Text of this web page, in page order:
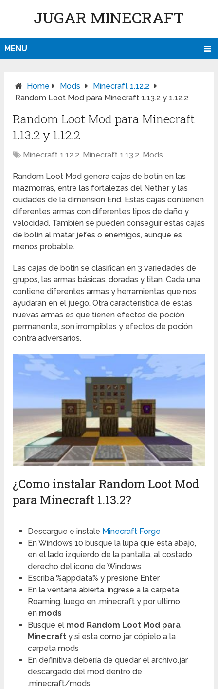
JUGAR MINECRAFT
MENU
Home Mods
Minecraft 1.12.2
Random Loot Mod para Minecraft 1.13.2 y 1.12.2
Random Loot Mod para Minecraft
1.13.2 y 1.12.2
Minecraft 1.12.2, Minecraft 1.13.2, Mods
Random Loot Mod genera cajas de botín en las
mazmorras, entre las fortalezas del Nether y las
ciudades de la dimensión End. Estas cajas contienen
diferentes armas con diferentes tipos de daño y
velocidad. También se pueden conseguir estas cajas
de botin al matar jefes o enemigos, aunque es
menos probable.
Las cajas de botín se clasifican en 3 variedades de
grupos, las armas básicas, doradas y titan. Cada una
contiene diferentes armas y herramientas que nos
ayudaran en el juego. Otra característica de estas
nuevas armas es que tienen efectos de poción
permanente, son irrompibles y efectos de poción
contra adversarios.
¿Como instalar Random Loot Mod
para Minecraft 1.13.2?
Descargue e instale Minecraft Forge
En Windows 10 busque la lupa que esta abajo,
en el lado izquierdo de la pantalla, al costado
derecho del icono de Windows
Escriba %appdata% y presione Enter
En la ventana abierta, ingrese a la carpeta
Roaming, luego en .minecraft y por ultimo
en mods
Busque el mod Random Loot Mod para
Minecraft y si esta como jar cópielo a la
carpeta mods
En definitiva debería de quedar el archivo.jar
descargado del mod dentro de
.minecraft/mods